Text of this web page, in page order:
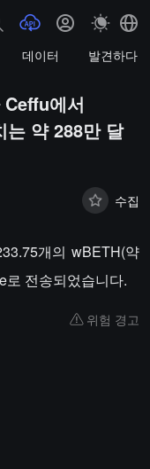
데이터 발견하다
에서
약 288만 달
수집
개의 wBETH(약
전송되었습니다.
위험 경고